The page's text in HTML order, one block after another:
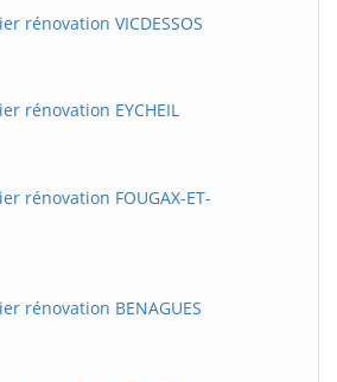
rénovation VICDESSOS
rénovation EYCHEIL
rénovation FOUGAX-ET-
rénovation BENAGUES